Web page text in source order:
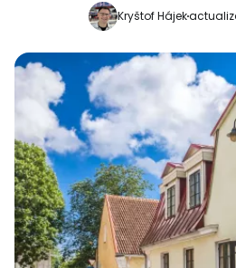
Kryštof Hájek
Continuați cu
Continuați cu